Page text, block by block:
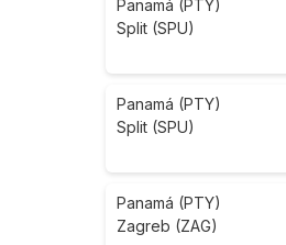
Panamá (PTY)
Split (SPU)
Panamá (PTY)
Split (SPU)
Panamá (PTY)
Zagreb (ZAG)